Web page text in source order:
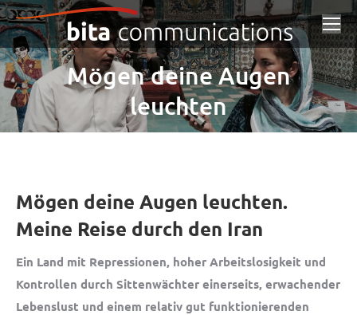
Mögen deine Augen
leuchten
Mögen deine Augen leuchten.
Meine Reise durch den Iran
Ein Land mit Repressionen, hoher Arbeitslosigkeit und
Kontrollen durch Sittenwächter einerseits, erwachender
Lebenslust und einem relativ gut funktionierenden